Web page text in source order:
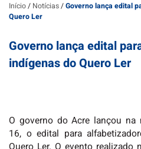
Início/ Notícias/Governo lança edital
Quero Ler
Governo lança edital
indígenas do Quero Ler
O governo do Acre lançou na
16, o edital para